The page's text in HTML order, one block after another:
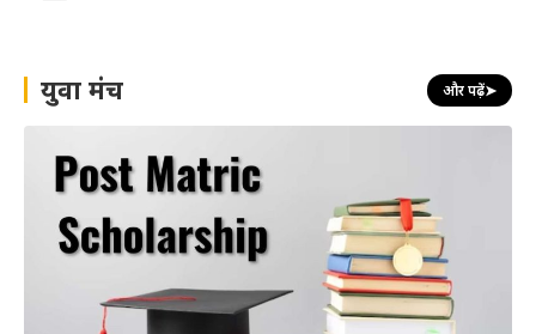
युवा मंच और पढ़ें➤